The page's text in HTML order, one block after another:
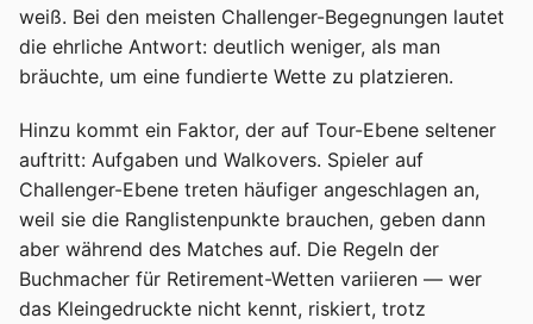
weiß. Bei den meisten Challenger-Begegnungen lautet
die ehrliche Antwort: deutlich weniger, als man
bräuchte, um eine fundierte Wette zu platzieren.
Hinzu kommt ein Faktor, der auf Tour-Ebene seltener
auftritt: Aufgaben und Walkovers. Spieler auf
Challenger-Ebene treten häufiger angeschlagen an,
weil sie die Ranglistenpunkte brauchen, geben dann
aber während des Matches auf. Die Regeln der
Buchmacher für Retirement-Wetten variieren — wer
das Kleingedruckte nicht kennt, riskiert, trotz